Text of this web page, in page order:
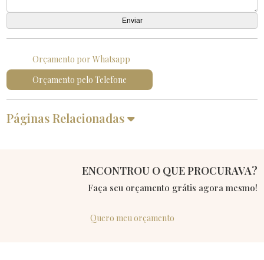
Orçamento por Whatsapp
Orçamento pelo Telefone
Páginas Relacionadas
ENCONTROU O QUE PROCURAVA?
Faça seu orçamento grátis agora mesmo!
Quero meu orçamento